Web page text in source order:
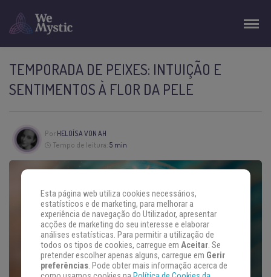
TEMPORADA DE PEIXES: INTUIÇÃO E
SENTIMENTOS À FLOR DA PELE
Por HELOÍSA VON AH
Tempo de leitura: 5 min
Esta página web utiliza cookies necessários,
estatísticos e de marketing, para melhorar a
experiência de navegação do Utilizador, apresentar
acções de marketing do seu interesse e elaborar
análises estatísticas. Para permitir a utilização de
todos os tipos de cookies, carregue em Aceitar. Se
pretender escolher apenas alguns, carregue em Gerir
preferências. Pode obter mais informação acerca de